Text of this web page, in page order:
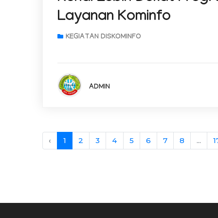
Layanan Kominfo
KEGIATAN DISKOMINFO
ADMIN
‹ 1 2 3 4 5 6 7 8 ...